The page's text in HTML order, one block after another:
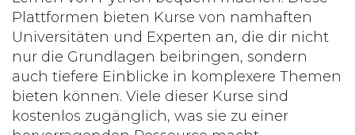
Plattformen bieten Kurse von namhaften
Universitäten und Experten an, die dir nicht
nur die Grundlagen beibringen, sondern
auch tiefere Einblicke in komplexere Themen
bieten können. Viele dieser Kurse sind
kostenlos zugänglich, was sie zu einer